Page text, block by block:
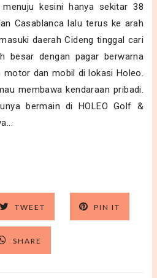
kesini hanya sekitar 38
Casablanca lalu terus ke arah
daerah Cideng tinggal cari
besar dengan pagar berwarna
dan mobil di lokasi Holeo.
membawa kendaraan pribadi.
bermain di HOLEO Golf &
TWEET PIN IT
SHARE